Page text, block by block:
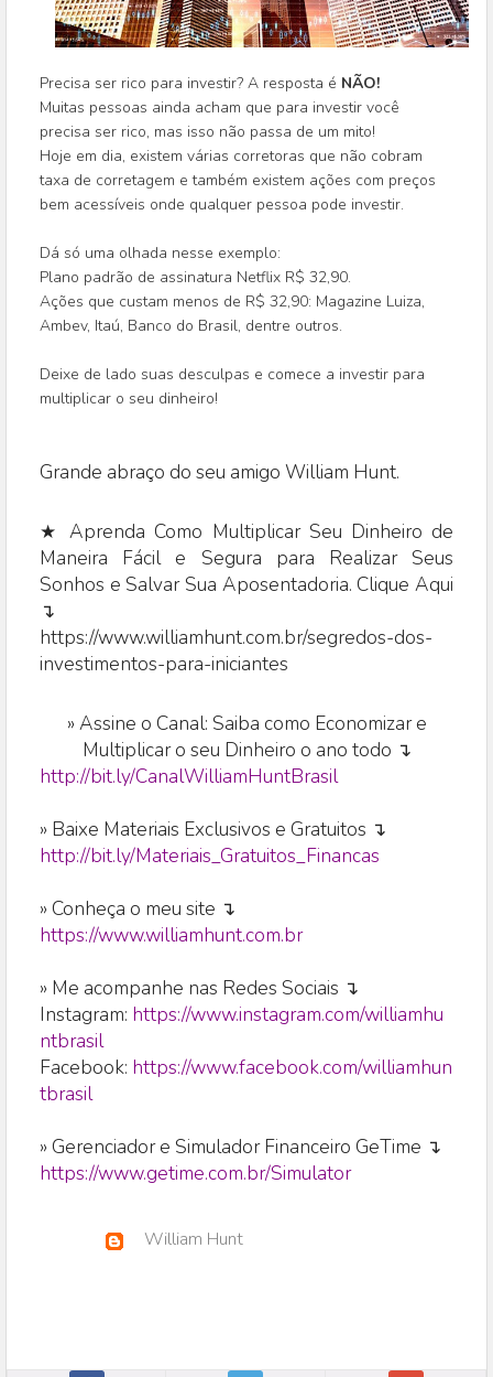
Precisa ser rico para investir? A resposta é NÃO!
Muitas pessoas ainda acham que para investir você
precisa ser rico, mas isso não passa de um mito!
Hoje em dia, existem várias corretoras que não cobram
taxa de corretagem e também existem ações com preços
bem acessíveis onde qualquer pessoa pode investir.
Dá só uma olhada nesse exemplo:
Plano padrão de assinatura Netflix R$ 32,90.
Ações que custam menos de R$ 32,90: Magazine Luiza,
Ambev, Itaú, Banco do Brasil, dentre outros.
Deixe de lado suas desculpas e comece a investir para
multiplicar o seu dinheiro!
Grande abraço do seu amigo William Hunt.
★ Aprenda Como Multiplicar Seu Dinheiro de
Maneira Fácil e Segura para Realizar Seus
Sonhos e Salvar Sua Aposentadoria. Clique Aqui
↴
https://www.williamhunt.com.br/segredos-dos-
investimentos-para-iniciantes
»Assine o Canal: Saiba como Economizar e
Multiplicar o seu Dinheiro o ano todo ↴
http://bit.ly/CanalWilliamHuntBrasil
» Baixe Materiais Exclusivos e Gratuitos ↴
http://bit.ly/Materiais_Gratuitos_Financas
» Conheça o meu site ↴
https://www.williamhunt.com.br
» Me acompanhe nas Redes Sociais ↴
Instagram: https://www.instagram.com/williamhu
ntbrasil
Facebook: https://www.facebook.com/williamhun
tbrasil
» Gerenciador e Simulador Financeiro GeTime ↴
https://www.getime.com.br/Simulator
William Hunt